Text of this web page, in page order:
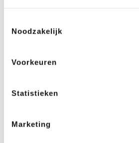
Noodzakelijk
Voorkeuren
Statistieken
Marketing
Je hebt een netwerk in de
bouwen.
Een uitdagende functie